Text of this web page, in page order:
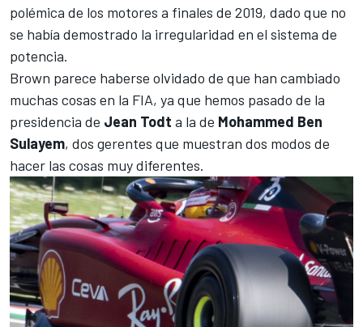
polémica de los motores a finales de 2019, dado que no
se había demostrado la irregularidad en el sistema de
potencia.
Brown parece haberse olvidado de que han cambiado
muchas cosas en la FIA, ya que hemos pasado de la
presidencia de Jean Todt a la de Mohammed Ben
Sulayem, dos gerentes que muestran dos modos de
hacer las cosas muy diferentes.